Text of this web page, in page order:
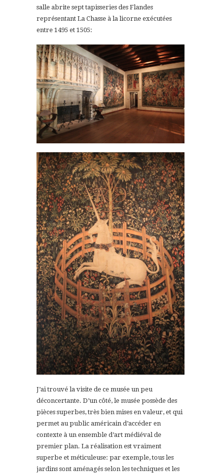
salle abrite sept tapisseries des Flandes
représentant La Chasse à la licorne exécutées
entre 1495 et 1505:
J’ai trouvé la visite de ce musée un peu
déconcertante. D’un côté, le musée possède des
pièces superbes, très bien mises en valeur, et qui
permet au public américain d’accéder en
contexte à un ensemble d’art médiéval de
premier plan. La réalisation est vraiment
superbe et méticuleuse: par exemple, tous les
jardins sont aménagés selon les techniques et les